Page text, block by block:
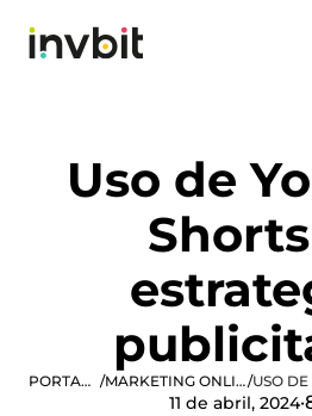
Uso de
PORTADA / MARKETING ONLINE/
11 de abril, 2024·